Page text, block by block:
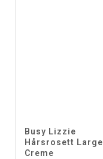
Busy Lizzie
Hårsrosett Large
Creme